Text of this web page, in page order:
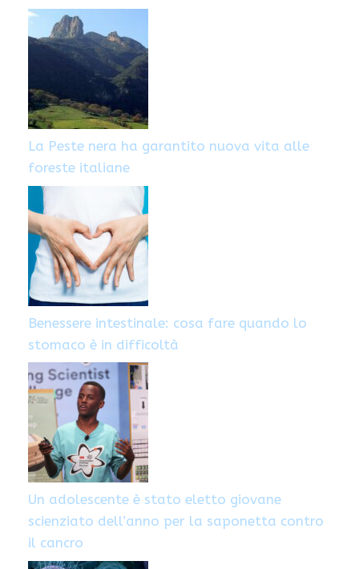
La Peste nera ha garantito nuova vita alle
foreste italiane
Benessere intestinale: cosa fare quando lo
stomaco è in difficoltà
Un adolescente è stato eletto giovane
scienziato dell’anno per la saponetta contro
il cancro